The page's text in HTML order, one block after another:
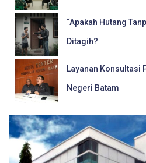
“Apakah Hutang
Ditagih?
Layanan Konsultasi
Negeri Batam